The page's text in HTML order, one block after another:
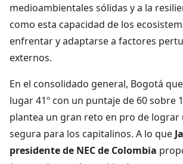
medioambientales sólidas y a la
como esta capacidad de los
enfrentar y adaptarse a factores
externos.
En el consolidado general, Bogotá
lugar 41º con un puntaje de 60 sobre
plantea un gran reto en pro de lograr
segura para los capitalinos. A lo que
presidente de NEC de Colombia